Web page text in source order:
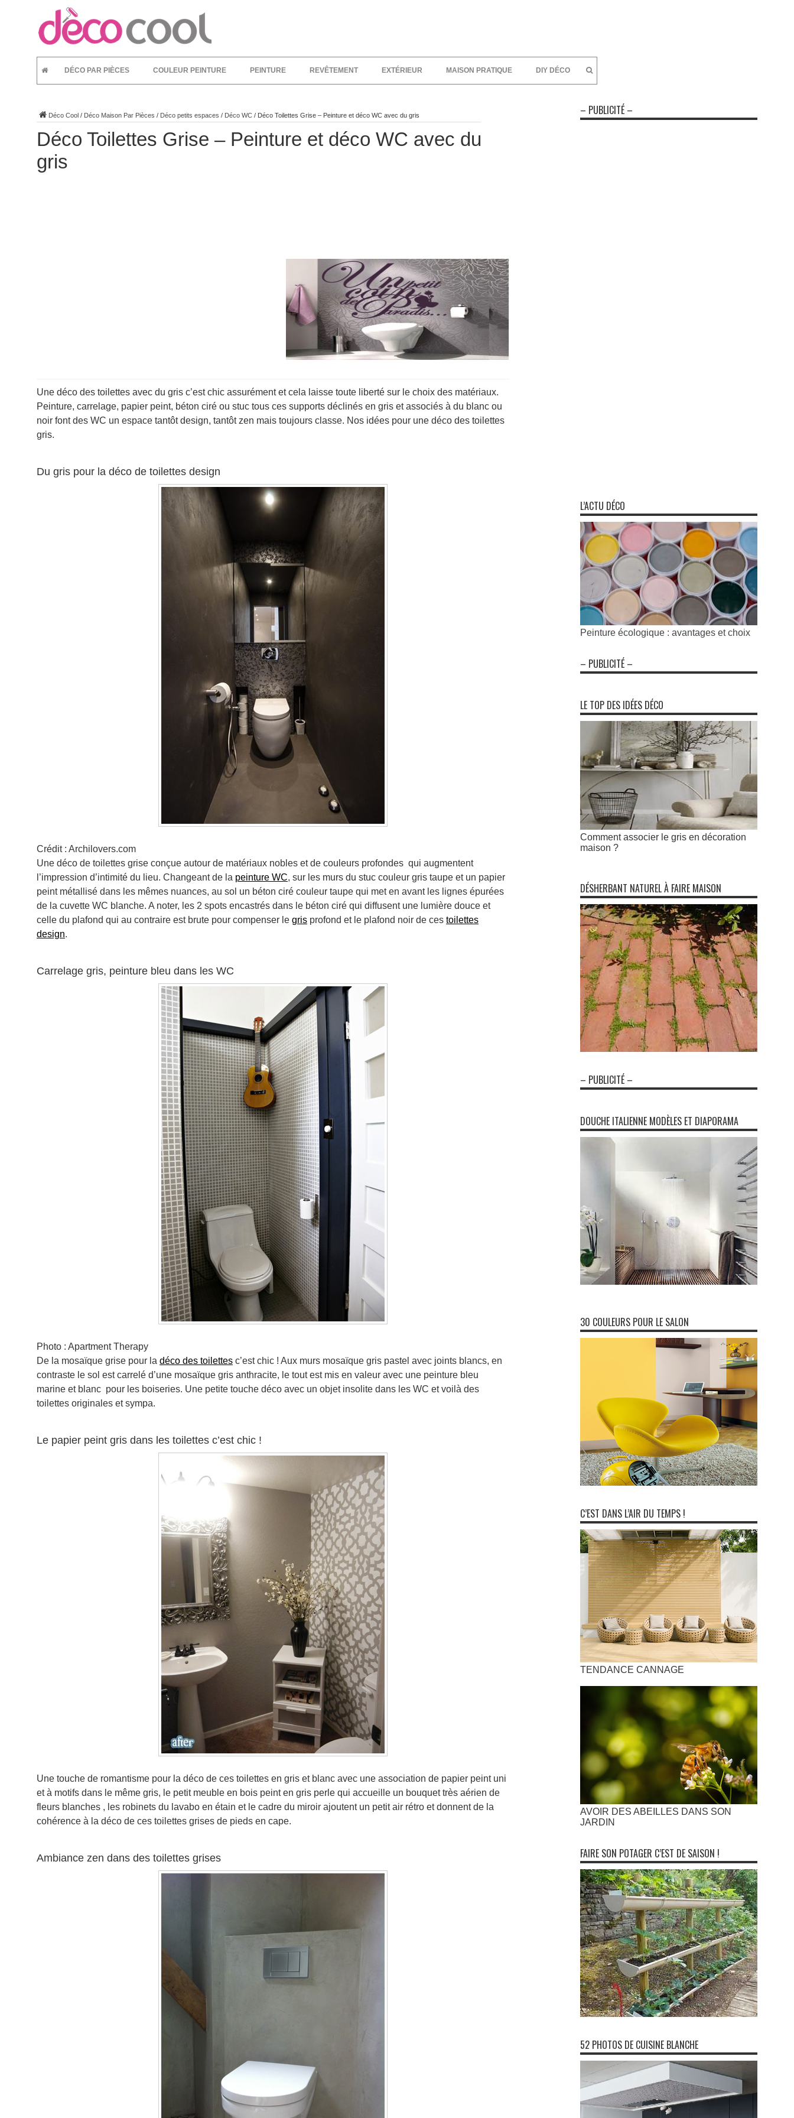
DÉCO PAR PIÈCES COULEUR PEINTURE PEINTURE REVÊTEMENT EXTÉRIEUR MAISON PRATIQUE DIY DÉCO
Déco Cool / Déco Maison Par Pièces / Déco petits espaces / Déco WC / Déco Toilettes Grise – Peinture et déco WC avec du gris
Déco Toilettes Grise – Peinture et déco WC avec du
gris
Une déco des toilettes avec du gris c’est chic assurément et cela laisse toute liberté sur le choix des matériaux.
Peinture, carrelage, papier peint, béton ciré ou stuc tous ces supports déclinés en gris et associés à du blanc ou
noir font des WC un espace tantôt design, tantôt zen mais toujours classe. Nos idées pour une déco des toilettes
gris.
Du gris pour la déco de toilettes design
Crédit : Archilovers.com
Une déco de toilettes grise conçue autour de matériaux nobles et de couleurs profondes qui augmentent
l’impression d’intimité du lieu. Changeant de la peinture WC, sur les murs du stuc couleur gris taupe et un papier
peint métallisé dans les mêmes nuances, au sol un béton ciré couleur taupe qui met en avant les lignes épurées
de la cuvette WC blanche. A noter, les 2 spots encastrés dans le béton ciré qui diffusent une lumière douce et
celle du plafond qui au contraire est brute pour compenser le gris profond et le plafond noir de ces toilettes
design.
Carrelage gris, peinture bleu dans les WC
Photo : Apartment Therapy
De la mosaïque grise pour la déco des toilettes c’est chic ! Aux murs mosaïque gris pastel avec joints blancs, en
contraste le sol est carrelé d’une mosaïque gris anthracite, le tout est mis en valeur avec une peinture bleu
marine et blanc pour les boiseries. Une petite touche déco avec un objet insolite dans les WC et voilà des
toilettes originales et sympa.
Le papier peint gris dans les toilettes c’est chic !
Une touche de romantisme pour la déco de ces toilettes en gris et blanc avec une association de papier peint uni
et à motifs dans le même gris, le petit meuble en bois peint en gris perle qui accueille un bouquet très aérien de
fleurs blanches , les robinets du lavabo en étain et le cadre du miroir ajoutent un petit air rétro et donnent de la
cohérence à la déco de ces toilettes grises de pieds en cape.
Ambiance zen dans des toilettes grises
– PUBLICITÉ –
L’ACTU DÉCO
Peinture écologique : avantages et choix
– PUBLICITÉ –
LE TOP DES IDÉES DÉCO
Comment associer le gris en décoration
maison ?
DÉSHERBANT NATUREL À FAIRE MAISON
– PUBLICITÉ –
DOUCHE ITALIENNE MODÈLES ET DIAPORAMA
30 COULEURS POUR LE SALON
C’EST DANS L’AIR DU TEMPS !
TENDANCE CANNAGE
AVOIR DES ABEILLES DANS SON
JARDIN
FAIRE SON POTAGER C’EST DE SAISON !
52 PHOTOS DE CUISINE BLANCHE